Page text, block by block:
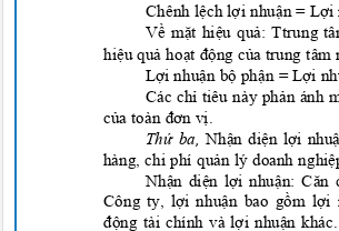
Chênh lệchlợi nhuận = Lợi
Về mặt hiệu quả: Ttrung
hiệu quảhoạt động của trung tâm
Lợi nhuận bộ phận = Lợi
Các chỉ tiêu này phản ánh
của toàn đơn vị
Thứ ba,Nhận diện lợi nhu
hàng, chi phí quản lý doanh
Nhận diện lợi nhuận: Căn
Công ty, lợi nhuận bao gồm lợi
động tài chính và lợi nhuận